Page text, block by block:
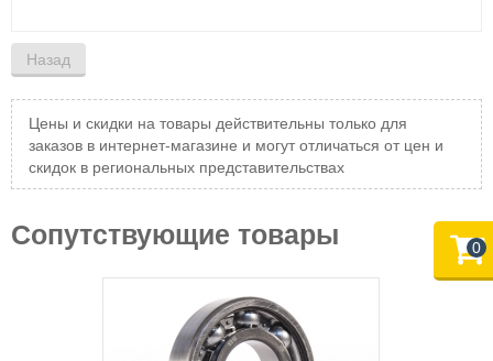
Цены и скидки на товары действительны только для
заказов в интернет-магазине и могут отличаться от цен и
скидок в региональных представительствах
Сопутствующие товары 0